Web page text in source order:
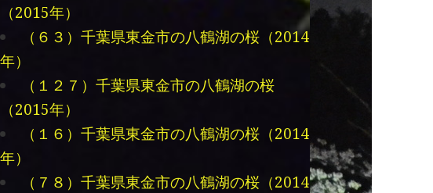
（2015年）
（６３）千葉県東金市の八鶴湖の桜（2014
年）
（１２７）千葉県東金市の八鶴湖の桜
（2015年）
（１６）千葉県東金市の八鶴湖の桜（2014
年）
（７８）千葉県東金市の八鶴湖の桜（2014